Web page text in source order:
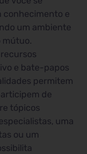
conhecimento e
um ambiente
mútuo.
e bate-papos
permitem
de
tópicos
uma
ou um